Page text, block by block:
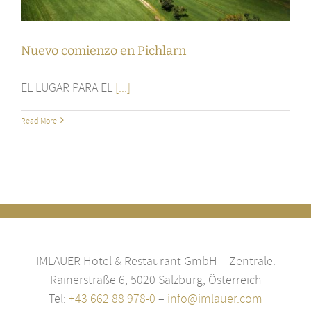
Nuevo comienzo en Pichlarn
EL LUGAR PARA EL [...]
Read More
IMLAUER Hotel & Restaurant GmbH – Zentrale:
Rainerstraße 6, 5020 Salzburg, Österreich
Tel: +43 662 88 978-0 – info@imlauer.com